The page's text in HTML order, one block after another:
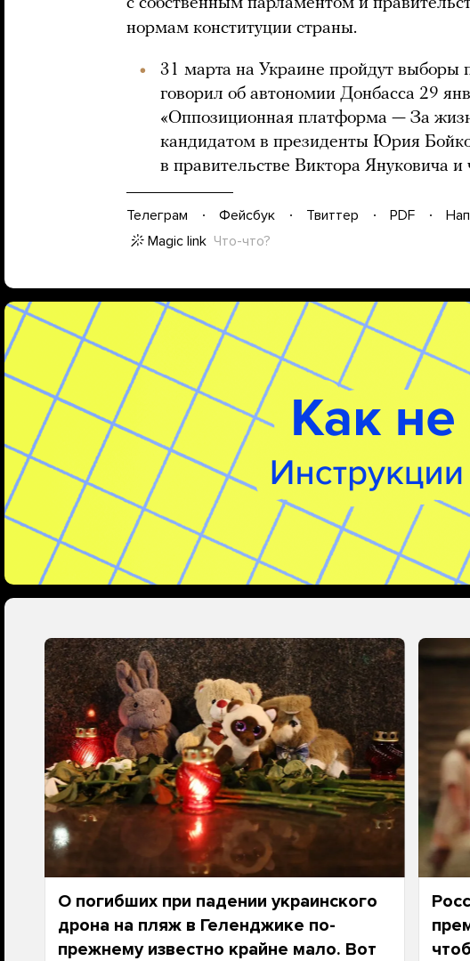
с собственным парламентом и
нормам конституции страны.
31 марта на Украине пройдут выборы
говорил об автономии Донбасса 29
«Оппозиционная платформа — За
кандидатом в президенты Юрия
в правительстве Виктора Януковича
Телеграм Фейсбук Твиттер PDF
Magic link Что-что?
О погибших при падении украинского
дрона на пляж в Геленджике по-
прежнему известно крайне мало. Вот